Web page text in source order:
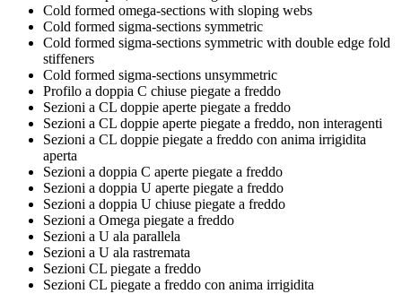
Cold formed omega-sections with sloping webs
Cold formed sigma-sections symmetric
Cold formed sigma-sections symmetric with double edge fold
stiffeners
Cold formed sigma-sections unsymmetric
Profilo a doppia C chiuse piegate a freddo
Sezioni a CL doppie aperte piegate a freddo
Sezioni a CL doppie aperte piegate a freddo, non interagenti
Sezioni a CL doppie piegate a freddo con anima irrigidita
aperta
Sezioni a doppia C aperte piegate a freddo
Sezioni a doppia U aperte piegate a freddo
Sezioni a doppia U chiuse piegate a freddo
Sezioni a Omega piegate a freddo
Sezioni a U ala parallela
Sezioni a U ala rastremata
Sezioni CL piegate a freddo
Sezioni CL piegate a freddo con anima irrigidita